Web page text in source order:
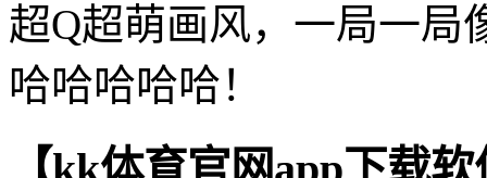
超Q超萌画风，一局一局
哈哈哈哈哈！